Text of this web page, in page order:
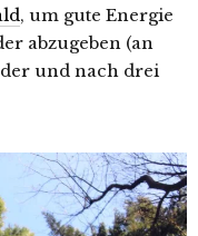
, um gute Energie
abzugeben (an
und nach drei